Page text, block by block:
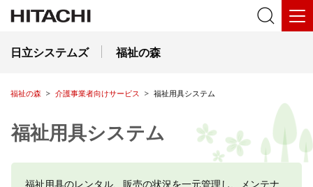
日立システムズ 福祉の森
福祉の森 介護事業者向けサービス 福祉用具システム
福祉用具システム
福祉用具のレンタル、販売の状況を一元管理し、メンテナ